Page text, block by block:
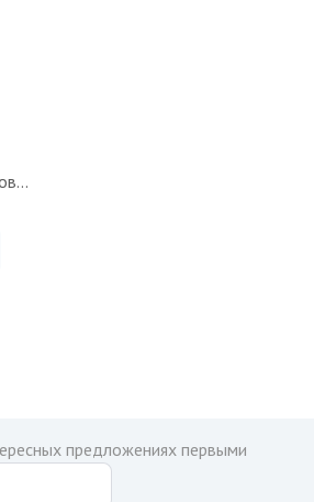
предложениях первыми